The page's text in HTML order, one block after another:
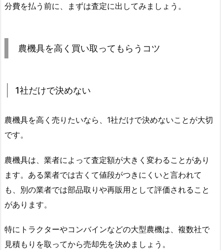
分費を払う前に、まずは査定に出してみましょう。
農機具を高く買い取ってもらうコツ
1社だけで決めない
農機具を高く売りたいなら、1社だけで決めないことが大切
です。
農機具は、業者によって査定額が大きく変わることがあり
ます。ある業者では古くて値段がつきにくいと言われて
も、別の業者では部品取りや再販用として評価されること
があります。
特にトラクターやコンバインなどの大型農機は、複数社で
見積もりを取ってから売却先を決めましょう。